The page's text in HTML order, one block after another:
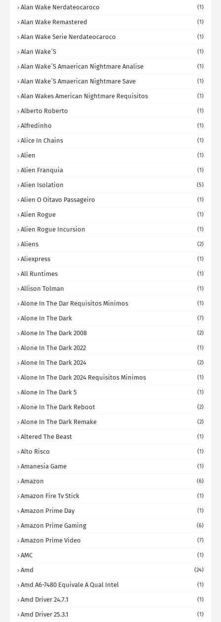
Alan Wake Nerdateocaroco (1)
Alan Wake Remastered (1)
Alan Wake Serie Nerdateocaroco (1)
Alan Wake´s (1)
Alan Wake´s Amaerican Nightmare Analise (1)
Alan Wake´s Amaerican Nightmare Save (1)
Alan Wakes American Nightmare Requisitos (1)
Alberto Roberto (1)
Alfredinho (1)
Alice In Chains (1)
Alien (1)
Alien Franquia (1)
Alien Isolation (5)
Alien O Oitavo Passageiro (1)
Alien Rogue (1)
Alien Rogue Incursion (1)
Aliens (2)
Aliexpress (1)
All Runtimes (1)
Allison Tolman (1)
Alone In The Dar Requisitos Minimos (1)
Alone In The Dark (7)
Alone In The Dark 2008 (2)
Alone In The Dark 2022 (1)
Alone In The Dark 2024 (2)
Alone In The Dark 2024 Requisitos Minimos (1)
Alone In The Dark 5 (1)
Alone In The Dark Reboot (2)
Alone In The Dark Remake (2)
Altered The Beast (1)
Alto Risco (1)
Amanesia Game (1)
Amazon (6)
Amazon Fire Tv Stick (1)
Amazon Prime Day (1)
Amazon Prime Gaming (6)
Amazon Prime Video (7)
AMC (1)
Amd (24)
Amd A6-7480 Equivale A Qual Intel (1)
Amd Driver 24.7.1 (1)
Amd Driver 25.3.1 (1)